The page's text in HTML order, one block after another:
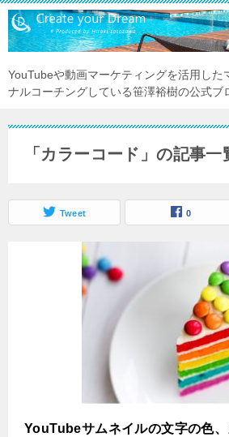
YouTubeや動画マーケティングを活用した
ナルコーチングしている笹澤裕樹の公式ブ
「カラーコード」の記事一
Tweet 0
YouTubeサムネイルの文字の色